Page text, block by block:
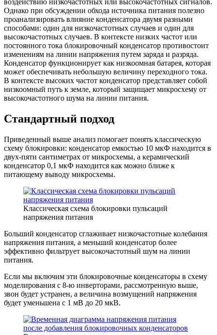
воздействию низкочастотных или высокочастотных сигналов.
Однако при обсуждении обхода источника питания полезно
проанализировать влияние конденсатора двумя разными
способами: один для низкочастотных случаев и один для
высокочастотных случаев. В контексте низких частот или
постоянного тока блокировочный конденсатор противостоит
изменениям на линии напряжения путем заряда и разряда.
Конденсатор функционирует как низкоомная батарея, которая
может обеспечивать небольшую величину переходного тока.
В контексте высоких частот конденсатор представляет собой
низкоомный путь к земле, который защищает микросхему от
высокочастотного шума на линии питания.
Стандартный подход
Приведенный выше анализ помогает понять классическую
схему блокировки: конденсатор емкостью 10 мкФ находится в
двух-пяти сантиметрах от микросхемы, а керамический
конденсатор 0,1 мкФ находится как можно ближе к
питающему выводу микросхемы.
Классическая схема блокировки пульсаций
напряжения питания
Больший конденсатор сглаживает низкочастотные колебания
напряжения питания, а меньший конденсатор более
эффективно фильтрует высокочастотный шум на линии
питания.
Если мы включим эти блокировочные конденсаторы в схему
моделирования с 8-ю инверторами, рассмотренную выше,
звон будет устранен, а величина возмущений напряжения
будет уменьшена с 1 мВ до 20 мкВ.